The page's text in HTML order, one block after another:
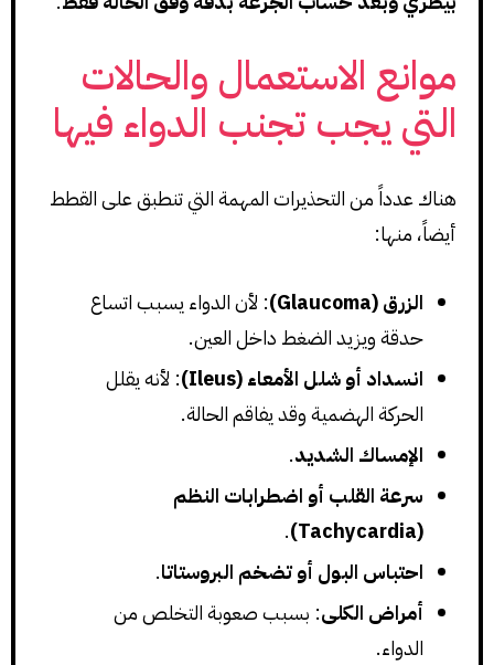
موانع الاستعمال والحالات
التي يجب تجنب الدواء فيها
هناك عدداً من التحذيرات المهمة التي تنطبق على القطط
أيضاً، منها:
الزرق (Glaucoma)
: لأن الدواء يسبب اتساع
حدقة ويزيد الضغط داخل العين.
انسداد أو شلل الأمعاء (Ileus)
: لأنه يقلل
الحركة الهضمية وقد يفاقم الحالة.
الإمساك الشديد.
سرعة القلب أو اضطرابات النظم
(Tachycardia)
.
احتباس البول أو تضخم البروستاتا.
أمراض الكلى: بسبب صعوبة التخلص من
الدواء.